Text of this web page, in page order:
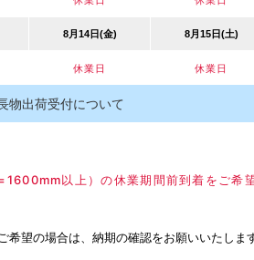
プ
8月14日(金) 8月15日(土)
休業日 休業日
物出荷受付について
以上）の休業期間前到着をご希
希望の場合は、納期の確認をお願いいたしま